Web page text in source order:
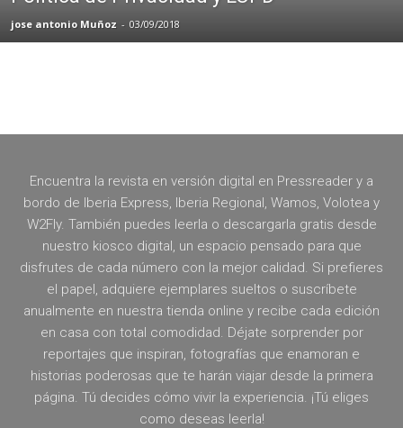
jose antonio Muñoz - 03/09/2018
Encuentra la revista en versión digital en Pressreader y a
bordo de Iberia Express, Iberia Regional, Wamos, Volotea y
W2Fly. También puedes leerla o descargarla gratis desde
nuestro kiosco digital, un espacio pensado para que
disfrutes de cada número con la mejor calidad. Si prefieres
el papel, adquiere ejemplares sueltos o suscríbete
anualmente en nuestra tienda online y recibe cada edición
en casa con total comodidad. Déjate sorprender por
reportajes que inspiran, fotografías que enamoran e
historias poderosas que te harán viajar desde la primera
página. Tú decides cómo vivir la experiencia. ¡Tú eliges
como deseas leerla!